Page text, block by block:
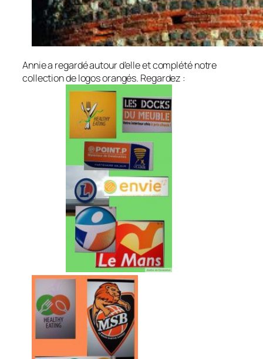
Annie a regardé autour d’elle et complété notre
collection de logos orangés. Regardez :